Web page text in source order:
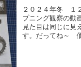
２０２４年冬 １
プニング観察の動
見た目は同じに見
す。だってね～